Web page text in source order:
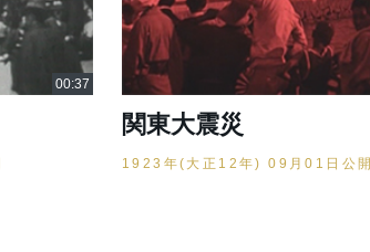
関東大震災
1923年(大正12年) 09月01日公開